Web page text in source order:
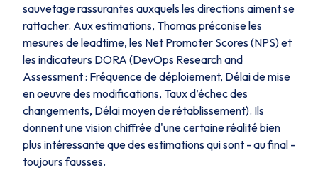
sauvetage rassurantes auxquels les directions aiment se
rattacher. Aux estimations, Thomas préconise les
mesures de leadtime, les Net Promoter Scores (NPS) et
les indicateurs DORA (DevOps Research and
Assessment : Fréquence de déploiement, Délai de mise
en oeuvre des modifications, Taux d’échec des
changements, Délai moyen de rétablissement). Ils
donnent une vision chiffrée d'une certaine réalité bien
plus intéressante que des estimations qui sont - au final -
toujours fausses.